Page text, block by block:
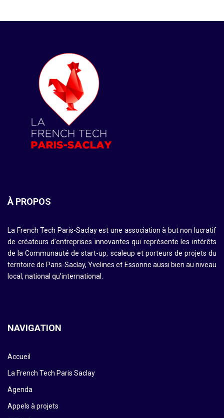
À PROPOS
La French Tech Paris-Saclay est une association à but non lucratif
de créateurs d’entreprises innovantes qui représente les intérêts
de la Communauté de start-up, scaleup et porteurs de projets du
territoire de Paris-Saclay, Yvelines et Essonne aussi bien au niveau
local, national qu’international.
NAVIGATION
Accueil
La French Tech Paris Saclay
Agenda
Appels à projets